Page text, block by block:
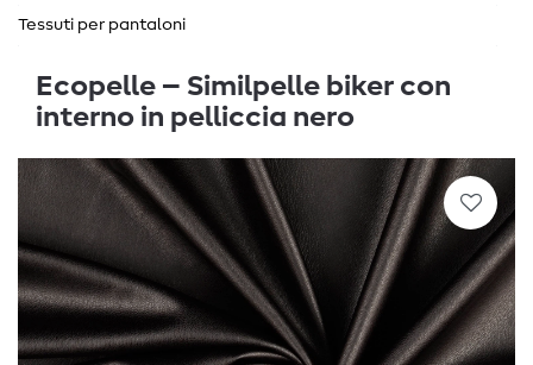
Tessuti per pantaloni
Ecopelle – Similpelle biker con
interno in pelliccia nero